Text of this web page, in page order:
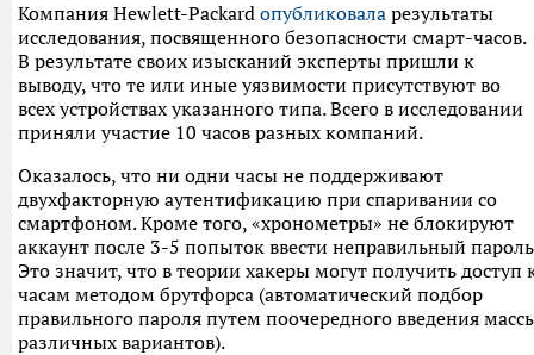
Компания Hewlett-Packard опубликовала результаты
исследования, посвященного безопасности смарт-часов.
В результате своих изысканий эксперты пришли к
выводу, что те или иные уязвимости присутствуют во
всех устройствах указанного типа. Всего в исследовании
приняли участие 10 часов разных компаний.
Оказалось, что ни одни часы не поддерживают
двухфакторную аутентификацию при спаривании со
смартфоном. Кроме того, «хронометры» не блокируют
аккаунт после 3-5 попыток ввести неправильный
Это значит, что в теории хакеры могут получить доступ
часам методом брутфорса (автоматический подбор
правильного пароля путем поочередного введения
различных вариантов).